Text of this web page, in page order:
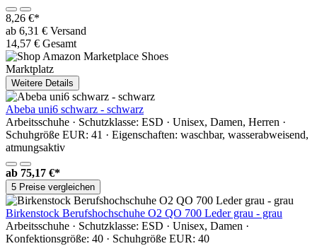
8,26 €*
ab 6,31 € Versand
14,57 € Gesamt
Marktplatz
Weitere Details
Abeba uni6 schwarz - schwarz
Arbeitsschuhe · Schutzklasse: ESD · Unisex, Damen, Herren ·
Schuhgröße EUR: 41 · Eigenschaften: waschbar, wasserabweisend,
atmungsaktiv
ab 75,17 €*
5 Preise vergleichen
Birkenstock Berufshochschuhe O2 QO 700 Leder grau - grau
Arbeitsschuhe · Schutzklasse: ESD · Unisex, Damen ·
Konfektionsgröße: 40 · Schuhgröße EUR: 40